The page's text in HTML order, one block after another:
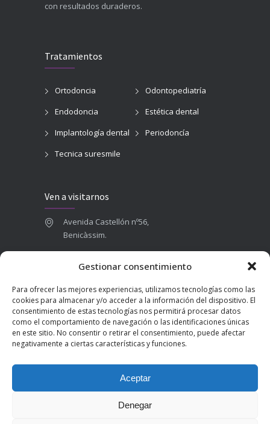
Gestionar consentimiento
Para ofrecer las mejores experiencias, utilizamos tecnologías como las
cookies para almacenar y/o acceder a la información del dispositivo. El
consentimiento de estas tecnologías nos permitirá procesar datos
como el comportamiento de navegación o las identificaciones únicas
en este sitio. No consentir o retirar el consentimiento, puede afectar
negativamente a ciertas características y funciones.
Aceptar
Denegar
con resultados duraderos.
Tratamientos
Ortodoncia
Odontopediatría
Endodoncia
Estética dental
Implantología dental
Periodoncía
Tecnica suresmile
Ven a visitarnos
Avenida Castellón nº56,
Benicàssim.
665 787 673
admin@clinicadentalbenicasim.com